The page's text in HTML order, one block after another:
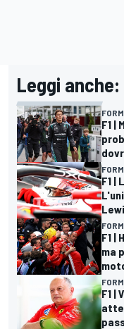
Leggi anche:
F1 |
F1 |
F1 |
ma
F1 |